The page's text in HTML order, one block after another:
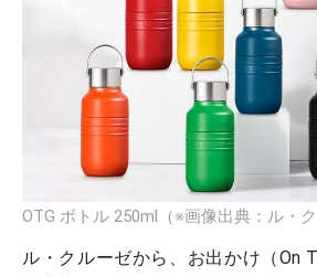
OTG ボトル 250ml（※画像出典：ル・
ル・クルーゼから、お出かけ（On